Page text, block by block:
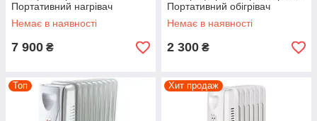
Портативний нагрівач
Оливний радіатор Blaupunkt
2500W
Немає в наявності
7 900 ₴
Портативний обігрівач
Масляний радіатор 2000W
Немає в наявності
2 300 ₴
Топ Хит продаж